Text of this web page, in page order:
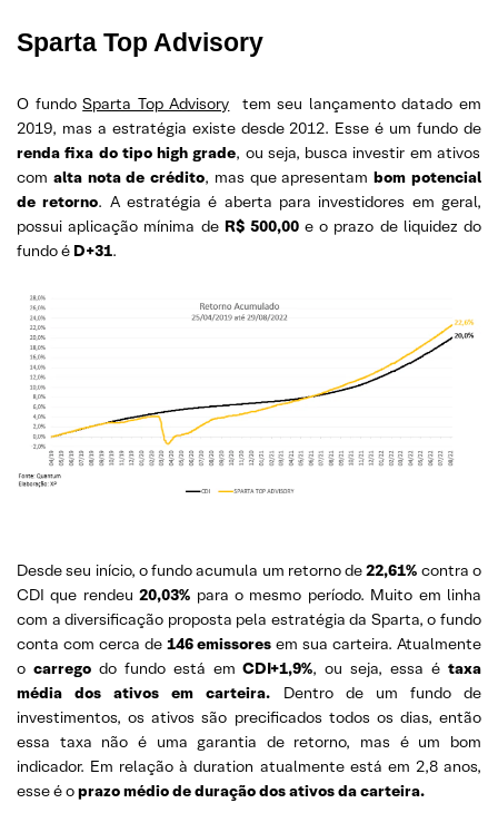
Sparta Top Advisory
O fundoSparta Top Advisory tem seu lançamento datado em
2019, mas a estratégia existe desde 2012. Esse é um fundo de
renda fixa do tipo high grade, ou seja, busca investir em ativos
com alta nota de crédito, mas que apresentambom potencial
de retorno. A estratégia é aberta para investidores em geral,
possui aplicação mínima de R$ 500,00e o prazo de liquidez do
fundo é D+31.
Desde seu início, o fundo acumula um retorno de22,61% contra o
CDI que rendeu20,03% para o mesmo período. Muito em linha
com a diversificação proposta pela estratégia da Sparta, o fundo
conta com cerca de 146 emissoresem sua carteira. Atualmente
o carrego do fundo está emCDI+1,9%, ou seja, essa é taxa
média dos ativos em carteira. Dentro de um fundo de
investimentos, os ativos são precificados todos os dias, então
essa taxa não é uma garantia de retorno, mas é um bom
indicador. Em relação à duration atualmente está em 2,8 anos,
esse é oprazo médio de duração dos ativos da carteira.